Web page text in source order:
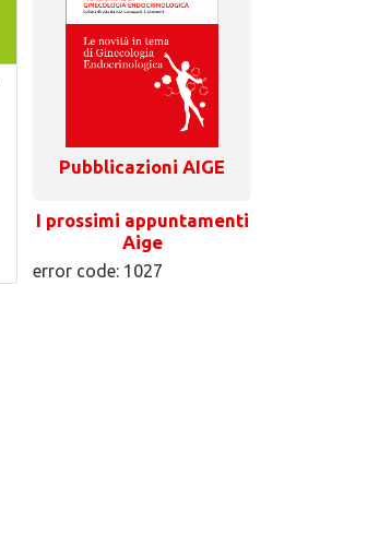
Pubblicazioni AIGE
I prossimi appuntamenti
Aige
error code: 1027